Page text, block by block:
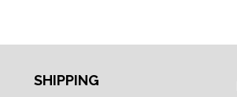
SHIPPING